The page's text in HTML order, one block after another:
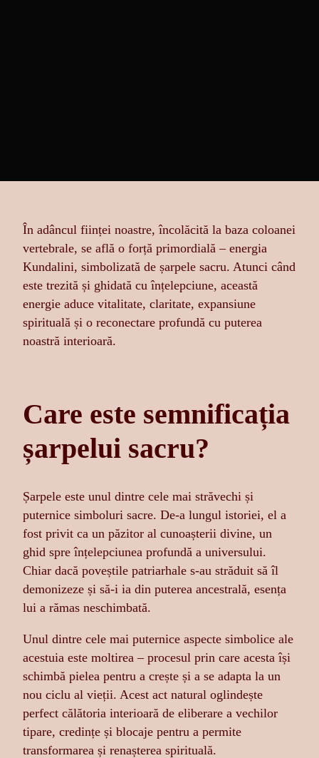
În adâncul ființei noastre, încolăcită la baza coloanei
vertebrale, se află o forță primordială – energia
Kundalini, simbolizată de șarpele sacru. Atunci când
este trezită și ghidată cu înțelepciune, această
energie aduce vitalitate, claritate, expansiune
spirituală și o reconectare profundă cu puterea
noastră interioară.
Care este semnificația
șarpelui sacru?
Șarpele este unul dintre cele mai străvechi și
puternice simboluri sacre. De-a lungul istoriei, el a
fost privit ca un păzitor al cunoașterii divine, un
ghid spre înțelepciunea profundă a universului.
Chiar dacă poveștile patriarhale s-au străduit să îl
demonizeze și să-i ia din puterea ancestrală, esența
lui a rămas neschimbată.
Unul dintre cele mai puternice aspecte simbolice ale
acestuia este moltirea – procesul prin care acesta își
schimbă pielea pentru a crește și a se adapta la un
nou ciclu al vieții. Acest act natural oglindește
perfect călătoria interioară de eliberare a vechilor
tipare, credințe și blocaje pentru a permite
transformarea și renașterea spirituală.